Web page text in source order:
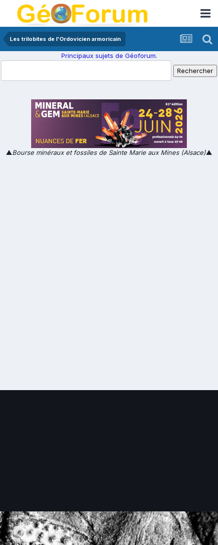
Les trilobites de l'Ordovicien armoricain
Principaux sujets de Géoforum.
▲Bourse minéraux et fossiles de Sainte Marie aux Mines (Alsace)▲